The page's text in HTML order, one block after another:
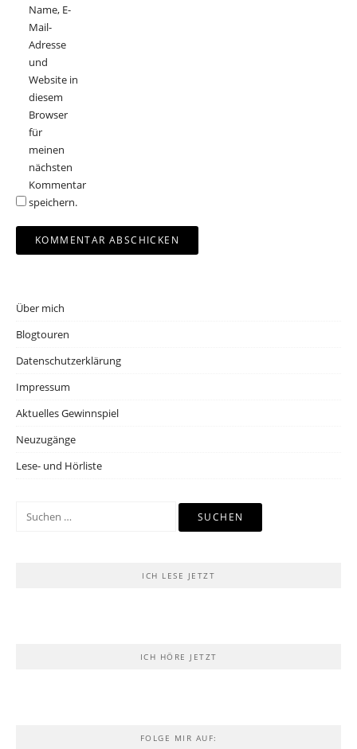
Name, E-
Mail-
Adresse
und
Website in
diesem
Browser
für
meinen
nächsten
Kommentar
speichern.
Über mich
Blogtouren
Datenschutzerklärung
Impressum
Aktuelles Gewinnspiel
Neuzugänge
Lese- und Hörliste
Suchen
ICH LESE JETZT
ICH HÖRE JETZT
FOLGE MIR AUF: